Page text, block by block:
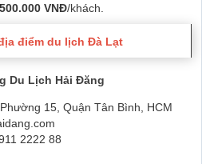
VNĐ/khách.
điểm du lịch Đà Lạt
Du Lịch Hải Đăng
15, Quận Tân Bình, HCM
2222 88